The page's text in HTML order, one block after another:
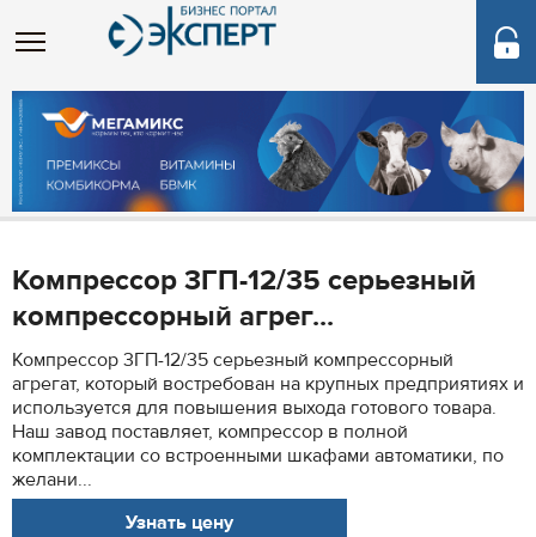
Компрессор 3ГП-12/35 серьезный
компрессорный агрег...
Компрессор 3ГП-12/35 серьезный компрессорный
агрегат, который востребован на крупных предприятиях и
используется для повышения выхода готового товара.
Наш завод поставляет, компрессор в полной
комплектации со встроенными шкафами автоматики, по
желани...
Узнать цену